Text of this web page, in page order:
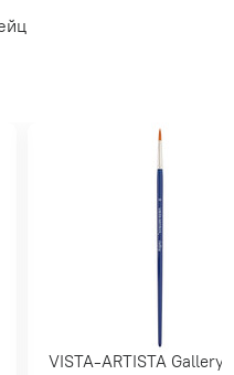
VISTA-ARTISTA Gallery/